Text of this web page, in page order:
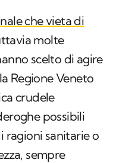
che vieta di
molte
scelto di agire
Regione Veneto
crudele
possibili
ragioni sanitarie o
sempre